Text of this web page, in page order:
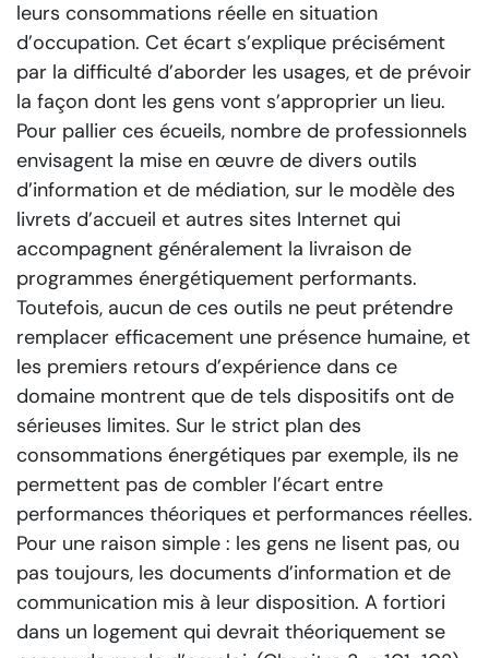
leurs consommations réelle en situation
d’occupation. Cet écart s’explique précisément
par la difficulté d’aborder les usages, et de prévoir
la façon dont les gens vont s’approprier un lieu.
Pour pallier ces écueils, nombre de professionnels
envisagent la mise en œuvre de divers outils
d’information et de médiation, sur le modèle des
livrets d’accueil et autres sites Internet qui
accompagnent généralement la livraison de
programmes énergétiquement performants.
Toutefois, aucun de ces outils ne peut prétendre
remplacer efficacement une présence humaine, et
les premiers retours d’expérience dans ce
domaine montrent que de tels dispositifs ont de
sérieuses limites. Sur le strict plan des
consommations énergétiques par exemple, ils ne
permettent pas de combler l’écart entre
performances théoriques et performances réelles.
Pour une raison simple : les gens ne lisent pas, ou
pas toujours, les documents d’information et de
communication mis à leur disposition. A fortiori
dans un logement qui devrait théoriquement se